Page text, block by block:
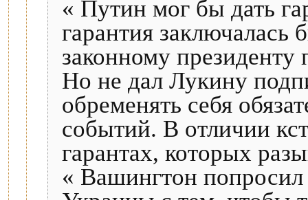
« Путин мог бы дать
гарантия заключалась
законному президенту
Но не дал Лукину
обременять себя
событий. В отличии
гарантах, которых
« Вашингтон попросил